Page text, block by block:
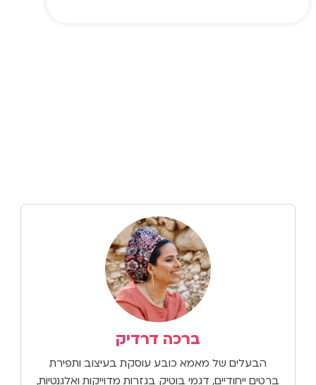
ברכה דרדיק
הבעלים של מאמא כובע עוסקת בעיצוב ותפירת
ברטים ייחודיים, דגמי בוטיק בגזרות מדוייקות ואלגנטיות,